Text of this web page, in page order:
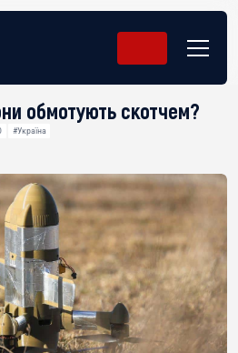
обмотують скотчем?
#Україна